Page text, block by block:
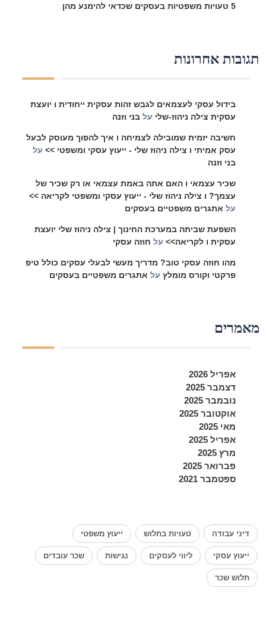
אחרונות
בידול עסקי לעצמאים לגבש זהות עסקית ייחודית ו יועצת
עסקית צילה ניהוז-שליעלבני וזנה
חשיבה יזמית שמובילה לצמיחה ו איך להפוך מעוסק לבעל
עסק אמיתי ו צילה ניהוז שלי - ייעוץ עסקי ומשפטי >> על
בני וזנה
שכיר עצמאי ו האם אתה באמת עצמאי או רק שכיר של
עצמך? ו צילה ניהוז שלי - ייעוץ עסקי ומשפטי לקריאה >>
עלאתגרים משפטיים בעסקים
השפעת שביתה במערכת החינוך | צילה ניהוז שלי יועצת
עסקית ו לקריאה>>עלחוזה עסקי
מהו חוזה עסקי טוב? מדריך מעשי לבעלי עסקים כולל טיפ
פרקטי וקורס מומלץעלאתגרים משפטיים בעסקים
אפריל 2026
דצמבר 2025
נובמבר 2025
אוקטובר 2025
מאי 2025
אפריל 2025
מרץ 2025
פברואר 2025
ספטמבר 2021
דיני עבודה טעויות בתלוש ייעוץ משפטי
ייעוץ עסקי ליווי לעסקים נגישות שכר עובדים
תלוש שכר